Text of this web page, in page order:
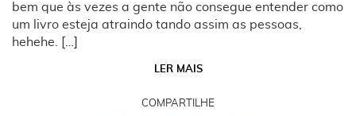
bem que às vezes a gente não consegue entender como
um livro esteja atraindo tando assim as pessoas,
hehehe. […]
LER MAIS
COMPARTILHE